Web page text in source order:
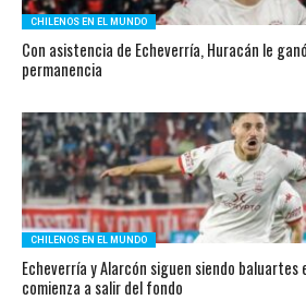
CHILENOS EN EL MUNDO
Con asistencia de Echeverría, Huracán le
permanencia
CHILENOS EN EL MUNDO
Echeverría y Alarcón siguen siendo baluartes
comienza a salir del fondo